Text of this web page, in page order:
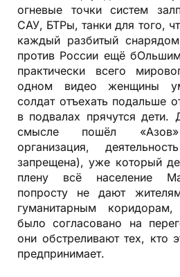
огневые точки систем
САУ, БТРы, танки для того,
каждый разбитый
против России ещё
практически всего
одном видео женщины
солдат отъехать подальше
в подвалах прячутся
смысле пошёл «Азов»
организация,
запрещена), уже который
плену всё население
попросту не дают
гуманитарным
было согласовано на
они обстреливают тех, кто
предпринимает.